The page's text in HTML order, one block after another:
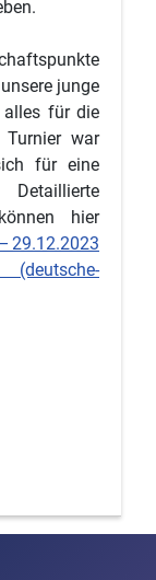
junge
alles für die
war
für eine
Detaillierte
hier
29.12.2023